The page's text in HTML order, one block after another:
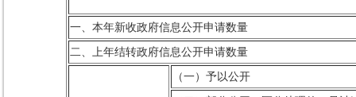
一、本年新收政府信息公开申请数量
二、上年结转政府信息公开申请数量
（一）予以公开